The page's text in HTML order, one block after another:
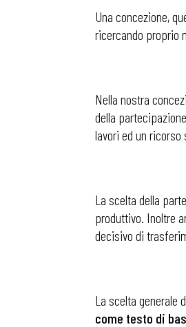
Una concezione,
ricercando proprio
Nella nostra
della
lavori ed un ricorso
La scelta della
produttivo. Inoltre
decisivo di
La scelta generale
come testo di